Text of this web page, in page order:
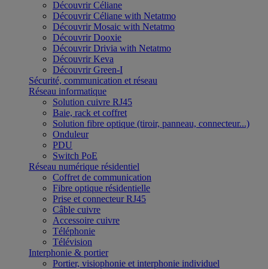
Découvrir Céliane
Découvrir Céliane with Netatmo
Découvrir Mosaic with Netatmo
Découvrir Dooxie
Découvrir Drivia with Netatmo
Découvrir Keva
Découvrir Green-I
Sécurité, communication et réseau
Réseau informatique
Solution cuivre RJ45
Baie, rack et coffret
Solution fibre optique (tiroir, panneau, connecteur...)
Onduleur
PDU
Switch PoE
Réseau numérique résidentiel
Coffret de communication
Fibre optique résidentielle
Prise et connecteur RJ45
Câble cuivre
Accessoire cuivre
Téléphonie
Télévision
Interphonie & portier
Portier, visiophonie et interphonie individuel